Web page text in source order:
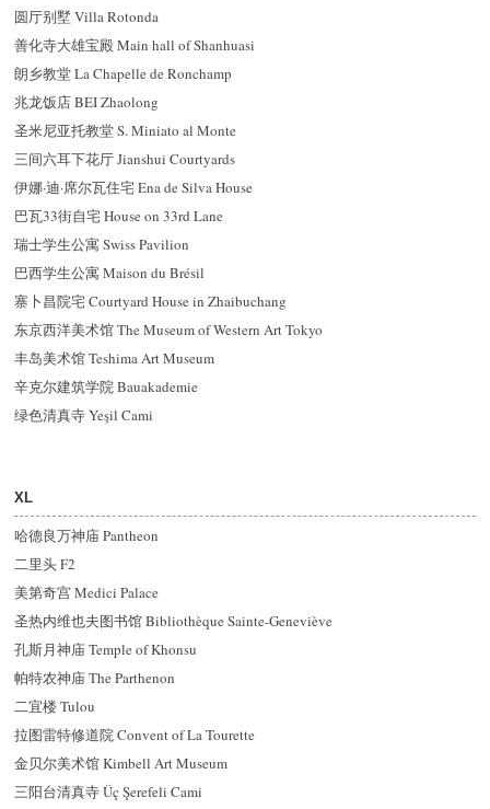
圆厅别墅 Villa Rotonda
善化寺大雄宝殿 Main hall of Shanhuasi
朗乡教堂 La Chapelle de Ronchamp
兆龙饭店 BEI Zhaolong
圣米尼亚托教堂 S. Miniato al Monte
三间六耳下花厅 Jianshui Courtyards
伊娜·迪·席尔瓦住宅 Ena de Silva House
巴瓦33街自宅 House on 33rd Lane
瑞士学生公寓 Swiss Pavilion
巴西学生公寓 Maison du Brésil
寨卜昌院宅 Courtyard House in Zhaibuchang
东京西洋美术馆 The Museum of Western Art Tokyo
丰岛美术馆 Teshima Art Museum
辛克尔建筑学院 Bauakademie
绿色清真寺 Yeşil Cami
XL
哈德良万神庙 Pantheon
二里头 F2
美第奇宫 Medici Palace
圣热内维也夫图书馆 Bibliothèque Sainte-Geneviève
孔斯月神庙 Temple of Khonsu
帕特农神庙 The Parthenon
二宜楼 Tulou
拉图雷特修道院 Convent of La Tourette
金贝尔美术馆 Kimbell Art Museum
三阳台清真寺 Üç Şerefeli Cami